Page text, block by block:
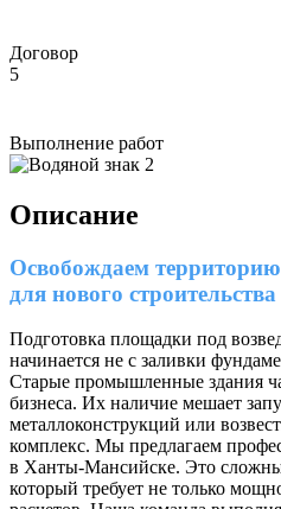
Договор
5
Выполнение работ
Описание
Освобождаем
для нового строительства
Подготовка площадки под
начинается не с заливки
Старые промышленные здания
бизнеса. Их наличие мешает
металлоконструкций или
комплекс. Мы предлагаем
в Ханты-Мансийске. Это
который требует не только